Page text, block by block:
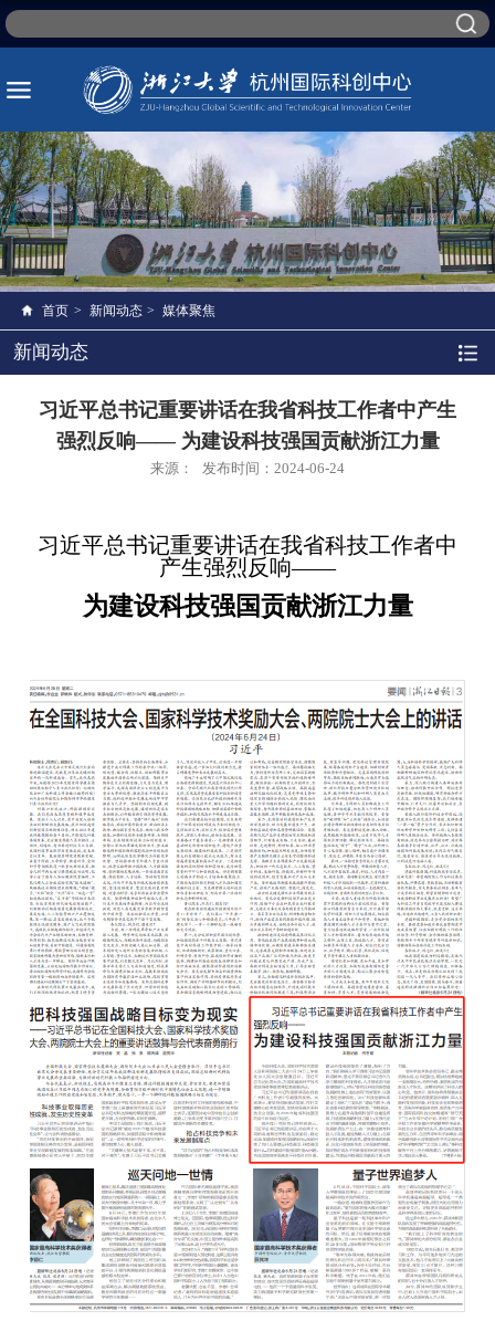
首页 > 新闻动态 > 媒体聚焦
新闻动态
习近平总书记重要讲话在我省科技工作者中产生
强烈反响—— 为建设科技强国贡献浙江力量
来源： 发布时间：2024-06-24
习近平总书记重要讲话在我省科技工作者中
产生强烈反响——
为建设科技强国贡献浙江力量